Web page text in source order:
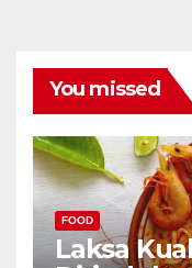
You missed
FOOD
Laksa